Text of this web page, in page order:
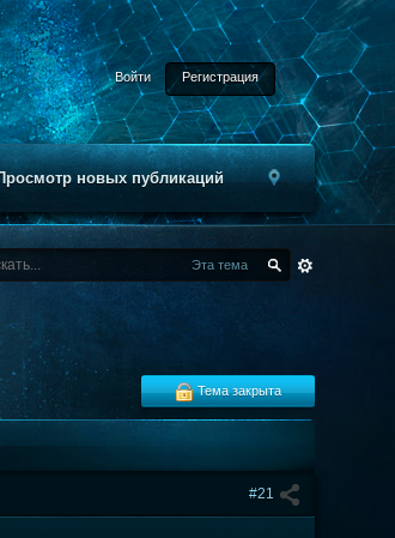
Войти Регистрация
новых публикаций
Эта тема
Тема закрыта
#21